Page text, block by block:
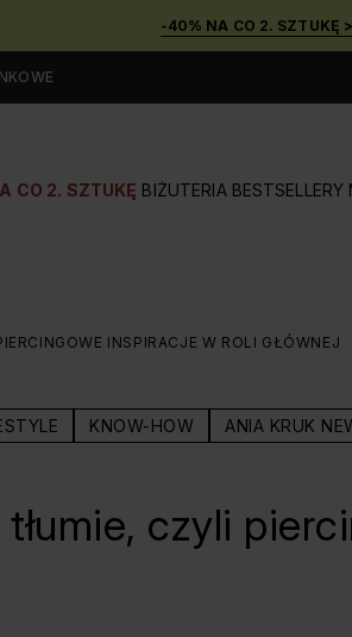
-40% NA CO 2. SZTUKĘ
CO 2. SZTUKĘ BIŻUTERIA BESTSELLERY
INSPIRACJE W ROLI GŁÓWNEJ
KNOW-HOW ANIA KRUK
czyli